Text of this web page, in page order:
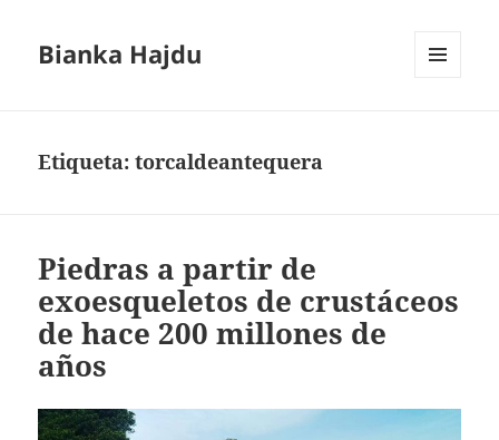
Bianka Hajdu
Etiqueta:torcaldeantequera
Piedras a partir de
exoesqueletos de crustáceos
de hace 200 millones de
años